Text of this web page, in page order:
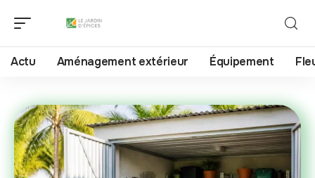
Actu Aménagement extérieur Équipement